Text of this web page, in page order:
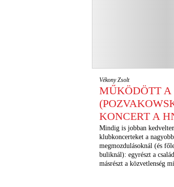
Vékony Zsolt
MŰKÖDÖTT
KONCERT A
Mindig is jobban
klubkoncerteket a
megmozdulásoknál (és
buliknál): egyrészt a
másrészt a közvetlenség